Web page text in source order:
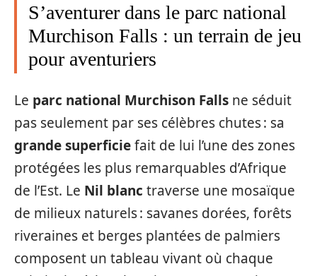
S’aventurer dans le parc national
Murchison Falls : un terrain de jeu
pour aventuriers
Le parc national Murchison Falls ne séduit
pas seulement par ses célèbres chutes : sa
grande superficiefait de lui l’une des zones
protégées les plus remarquables d’Afrique
de l’Est. Le Nil blanc traverse une mosaïque
de milieux naturels : savanes dorées, forêts
riveraines et berges plantées de palmiers
composent un tableau vivant où chaque